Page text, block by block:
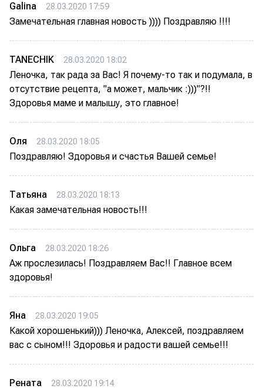
Galina 28.03.2020 17:59
Замечательная главная новость )))) Поздравляю !!!!
TANECHIK 28.03.2020 18:02
Леночка, так рада за Вас! Я почему-то так и подумала, в
отсутствие рецепта, "а может, мальчик :)))"?!!
Здоровья маме и малышу, это главное!
Оля 28.03.2020 18:05
Поздравляю! Здоровья и счастья Вашей семье!
Татьяна 28.03.2020 18:13
Какая замечательная новость!!!
Ольга 28.03.2020 18:26
Аж прослезилась! Поздравляем Вас!! Главное всем
здоровья!
Яна 28.03.2020 19:05
Какой хорошенький))) Леночка, Алексей, поздравляем
вас с сыном!!! Здоровья и радости вашей семье!!!
Рената 28.03.2020 19:14